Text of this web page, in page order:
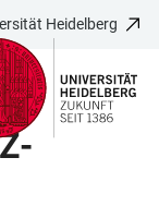
Heidelberg